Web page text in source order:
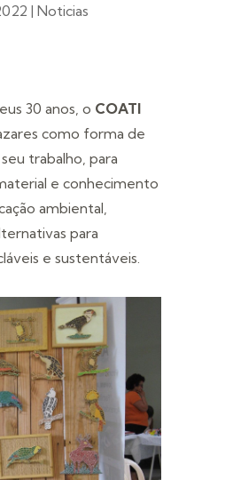
| Noticias
30 anos, o COATI
como forma de
trabalho, para
e conhecimento
ambiental,
para
e sustentáveis.